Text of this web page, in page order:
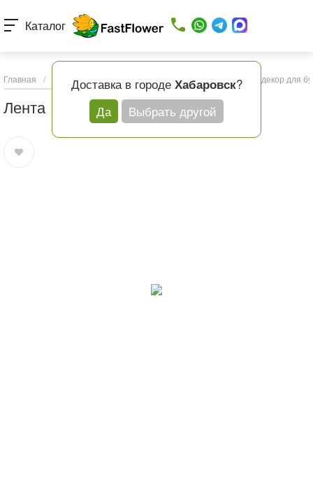
Доставка в городе Хабаровск?
Да
Выбрать другой
Каталог
Главная / Каталог товаров Подарки и шары Упаковка и декор для
Лента